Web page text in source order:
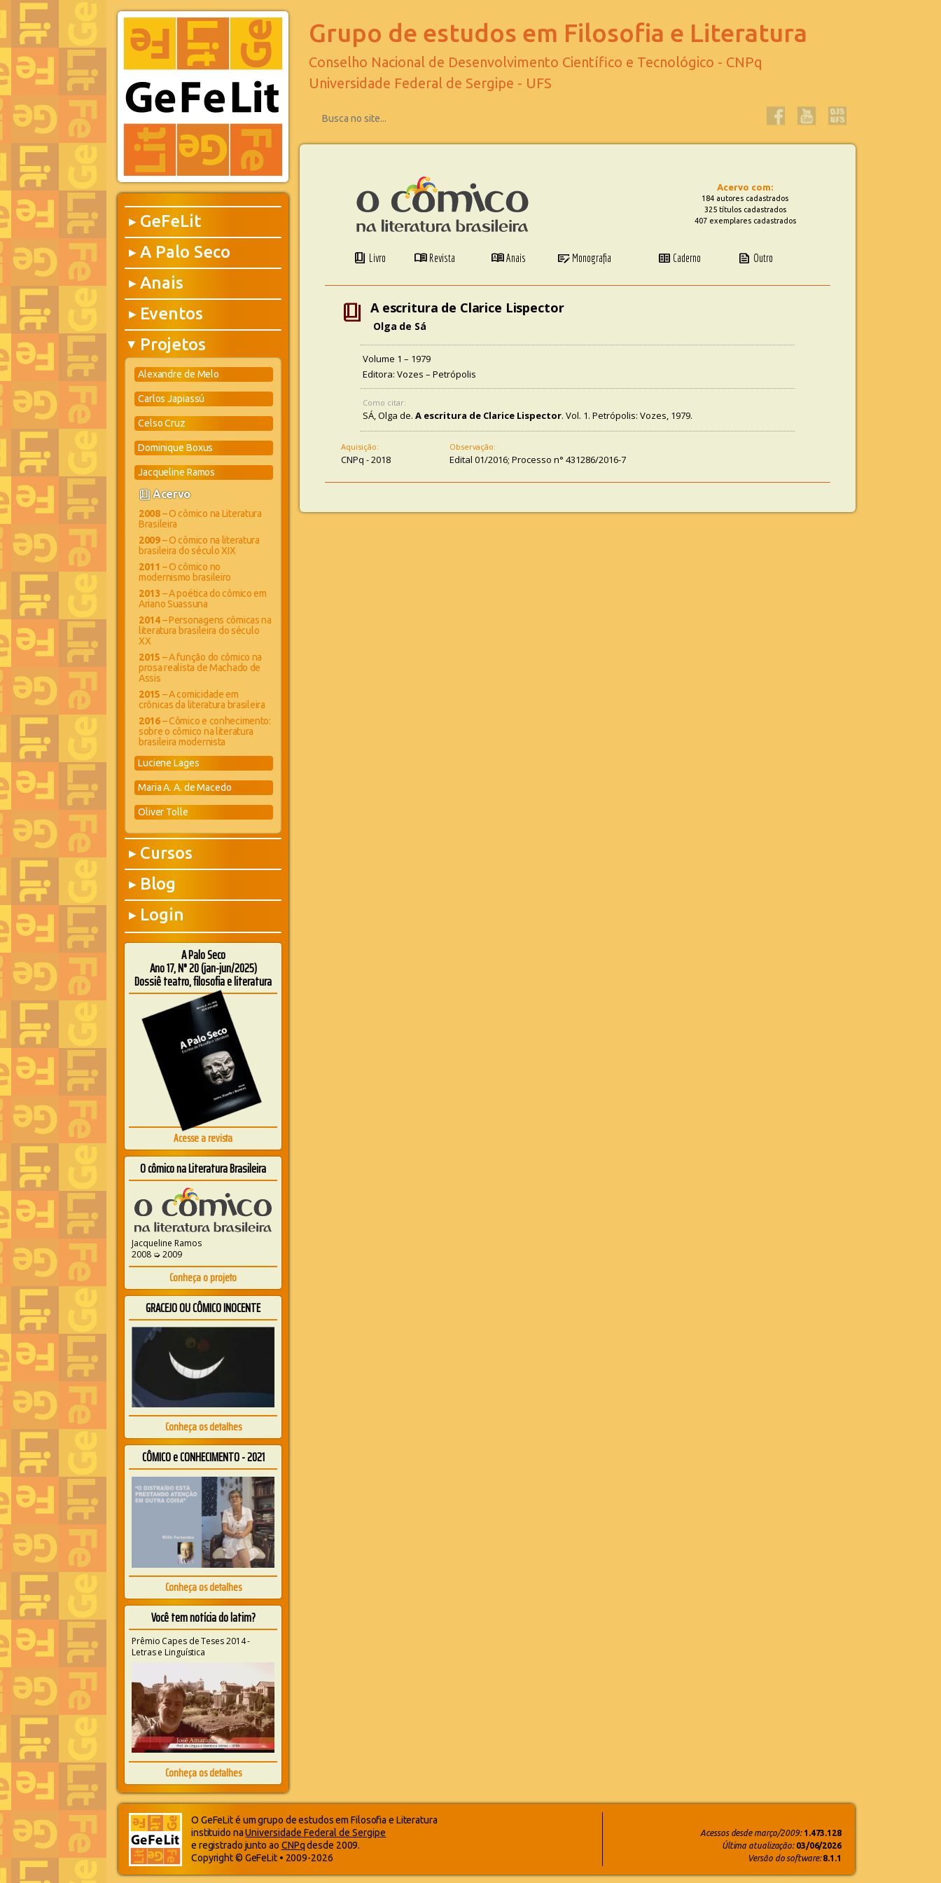
▶ GeFeLit
▶ A Palo Seco
▶ Anais
▶ Eventos
▶ Projetos
Alexandre de Melo
Carlos Japiassú
Celso Cruz
Dominique Boxus
Jacqueline Ramos
book_4Acervo
2008– O cômico na Literatura
Brasileira
2009– O cômico na literatura
brasileira do século XIX
2011 – O cômico no
modernismo brasileiro
2013 – A poética do cômico em
Ariano Suassuna
2014– Personagens cômicas na
literatura brasileira do século
XX
2015 – A função do cômico na
prosa realista de Machado de
Assis
2015 – A comicidade em
crônicas da literatura brasileira
2016– Cômico e conhecimento:
sobre o cômico na literatura
brasileira modernista
Luciene Lages
Maria A. A. de Macedo
Oliver Tolle
▶ Cursos
▶ Blog
▶ Login
A Palo Seco
Ano 17, N° 20 (jan-jun/2025)
Dossiê teatro, filosofia e literatura
Acesse a revista
O cômico na Literatura Brasileira
Jacqueline Ramos
2008 ➭ 2009
Conheça o projeto
GRACEJO OU CÔMICO INOCENTE
Conheça os detalhes
CÔMICO e CONHECIMENTO - 2021
Conheça os detalhes
Você tem notícia do latim?
Prêmio Capes de Teses 2014 -
Letras e Linguística
Conheça os detalhes
Grupo de estudos em Filosofia e Literatura
Conselho Nacional de Desenvolvimento Científico e Tecnológico - CNPq
Universidade Federal de Sergipe - UFS
Acervo com:
184 autores cadastrados
325 títulos cadastrados
407 exemplares cadastrados
book_4 Livro menu_book Revista dictionaryAnais checkbook Monografia two_pager Caderno news Outro
book_4 A escritura de Clarice Lispector
Olga de Sá
Volume 1 – 1979
Editora: Vozes – Petrópolis
Como citar:
SÁ, Olga de. A escritura de Clarice Lispector. Vol. 1. Petrópolis: Vozes, 1979.
Aquisição:
CNPq - 2018
Observação:
Edital 01/2016; Processo n° 431286/2016-7
O GeFeLit é um grupo de estudos em Filosofia e Literatura
instituido naUniversidade Federal de Sergipe
e registrado junto ao CNPqdesde 2009.
Copyright © GeFeLit • 2009-2026
Acessos desde março/2009: 1.473.128
Última atualização: 03/06/2026
Versão do software: 8.1.1